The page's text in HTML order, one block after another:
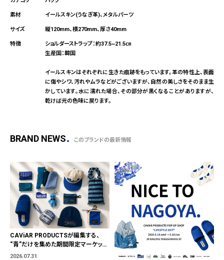
イールスキン(うなぎ革)、メタルパーツ
縦120mm、横270mm、厚さ40mm
ショルダーストラップ：約37.5~21.5㎝
生産国：韓国
イールスキンはそれぞれに生きた痕跡をもっています。革の特性上、表面
に傷やシワ、汚れやムラなどがございますが、自然の美しさをそのまま生
かしています。水に濡れた場合、その部分が黒くなることがありますが、
乾けば元の色味に戻ります。
BRAND NEWS このブランドの最新情報
CAViAR PRODUCTSが編集する、
“青”だけを集めた期間限定マーケット
「BLUE MARKET」が横浜に。ブランド
2026.07.31